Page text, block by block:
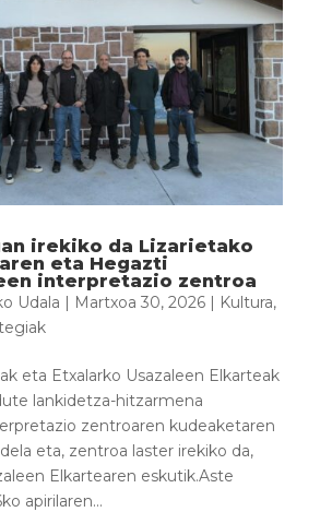
irekiko da Lizarietako
eta Hegazti
interpretazio zentroa
Udala | Martxoa 30, 2026| Kultura,
eta Etxalarko Usazaleen Elkarteak
lankidetza-hitzarmena
zentroaren kudeaketaren
eta, zentroa laster irekiko da,
Elkartearen eskutik.Aste
apirilaren...